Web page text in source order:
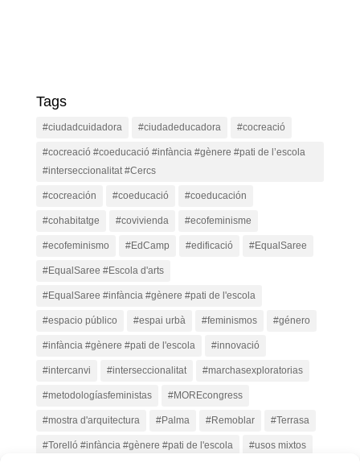
Tags
#ciudadcuidadora #ciudadeducadora #cocreació
#cocreació #coeducació #infància #gènere #pati de l’escola
#interseccionalitat #Cercs
#cocreación #coeducació #coeducación
#cohabitatge #covivienda #ecofeminisme
#ecofeminismo #EdCamp #edificació #EqualSaree
#EqualSaree #Escola d'arts
#EqualSaree #infància #gènere #pati de l'escola
#espacio público #espai urbà #feminismos #género
#infància #gènere #pati de l'escola #innovació
#intercanvi #interseccionalitat #marchasexploratorias
#metodologíasfeministas #MOREcongress
#mostra d'arquitectura #Palma #Remoblar #Terrasa
#Torelló #infància #gènere #pati de l'escola #usos mixtos